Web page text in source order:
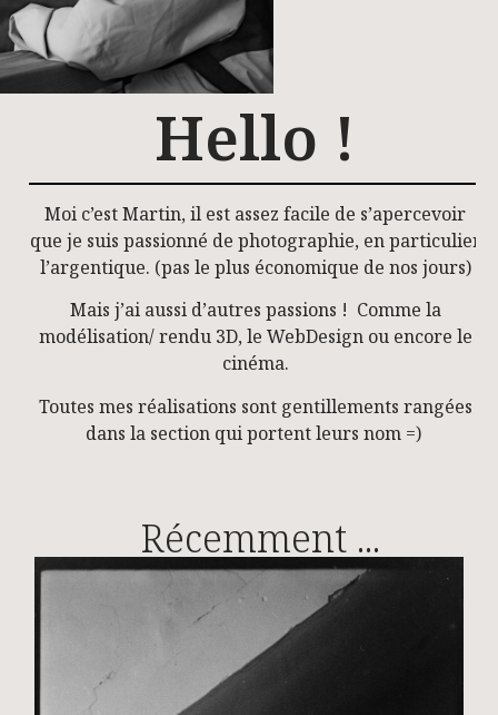
Hello !
Moi c’est Martin, il est assez facile de s’apercevoir
que je suis passionné de photographie, en particulier
l’argentique. (pas le plus économique de nos jours)
Mais j’ai aussi d’autres passions ! Comme la
modélisation/ rendu 3D, le WebDesign ou encore le
cinéma.
Toutes mes réalisations sont gentillements rangées
dans la section qui portent leurs nom =)
Récemment ...